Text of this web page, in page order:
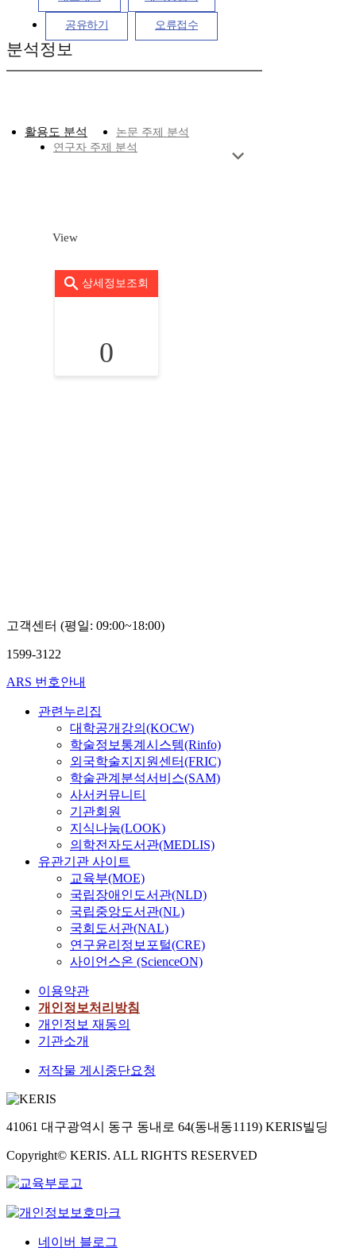
공유하기 오류접수
분석정보
활용도 분석
논문 주제 분석
연구자 주제 분석
View
상세정보조회
0
고객센터 (평일: 09:00~18:00)
1599-3122
ARS 번호안내
관련누리집
대학공개강의(KOCW)
학술정보통계시스템(Rinfo)
외국학술지지원센터(FRIC)
학술관계분석서비스(SAM)
사서커뮤니티
기관회원
지식나눔(LOOK)
의학전자도서관(MEDLIS)
유관기관 사이트
교육부(MOE)
국립장애인도서관(NLD)
국립중앙도서관(NL)
국회도서관(NAL)
연구윤리정보포털(CRE)
사이언스온 (ScienceON)
이용약관
개인정보처리방침
개인정보 재동의
기관소개
저작물 게시중단요청
41061 대구광역시 동구 동내로 64(동내동1119) KERIS빌딩
Copyright© KERIS. ALL RIGHTS RESERVED
네이버 블로그